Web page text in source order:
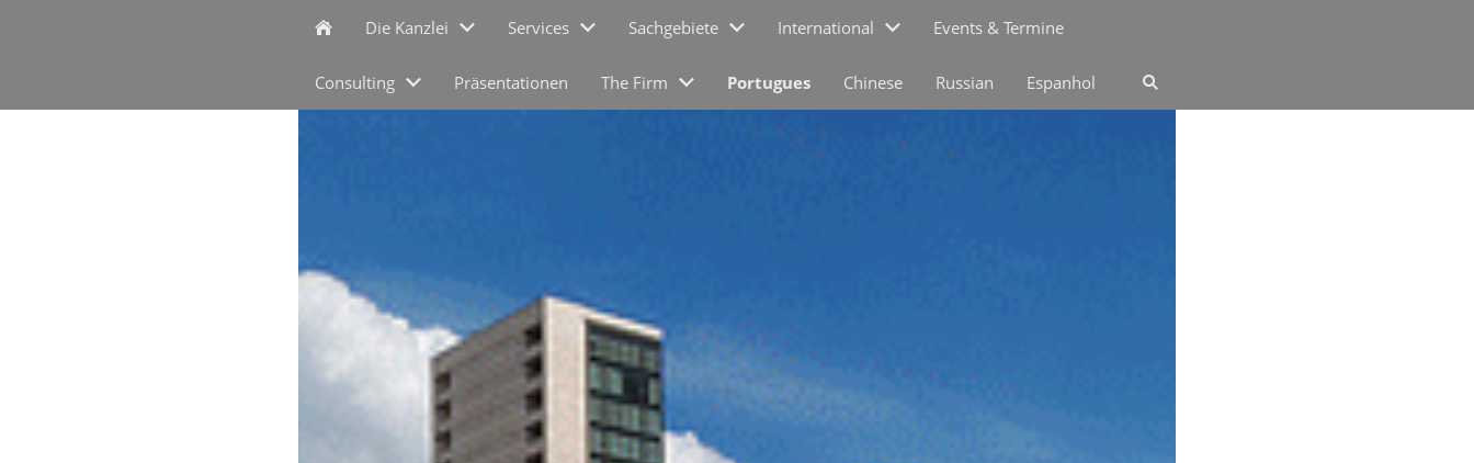
Die Kanzlei Services Sachgebiete International Events & Termine
Consulting Präsentationen The Firm Portugues Chinese Russian Espanhol